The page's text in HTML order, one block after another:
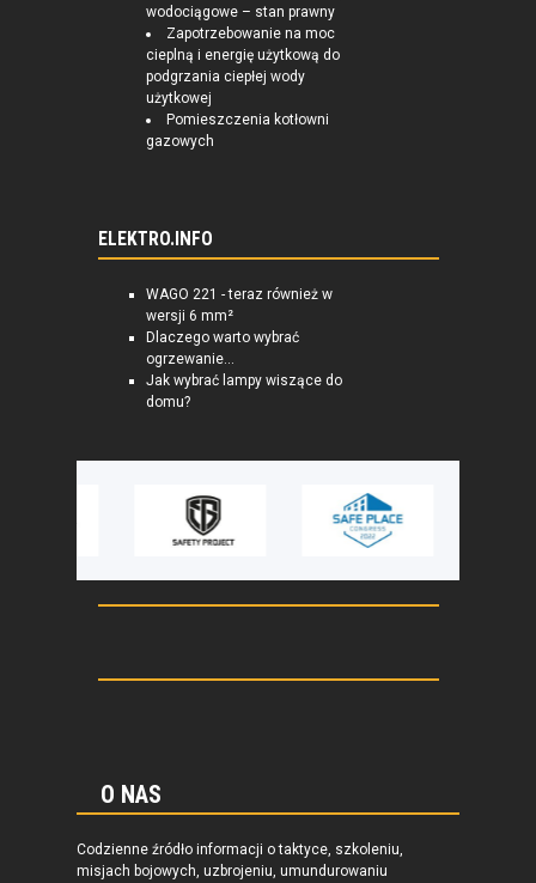
wodociągowe – stan prawny
Zapotrzebowanie na moc
cieplną i energię użytkową do
podgrzania ciepłej wody
użytkowej
Pomieszczenia kotłowni
gazowych
ELEKTRO.INFO
WAGO 221 - teraz również w
wersji 6 mm²
Dlaczego warto wybrać
ogrzewanie...
Jak wybrać lampy wiszące do
domu?
O NAS
Codzienne źródło informacji o taktyce, szkoleniu,
misjach bojowych, uzbrojeniu, umundurowaniu